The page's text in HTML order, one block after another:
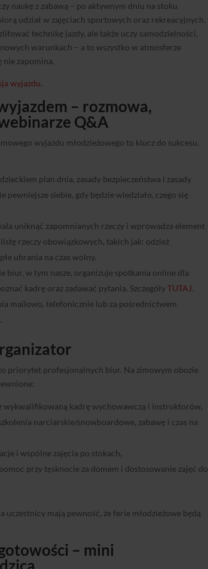
naukę z zabawą – po aktywnym dniu na stoku
udział w zajęciach sportowych oraz rekreacyjnych.
technikę jazdy, ale także uczy samodzielności,
warunkach – a to wszystko w atmosferze
zapomina.
wyjazdu.
– rozmowa,
Q&A
wyjazdu młodzieżowego to klucz do sukcesu.
plan dnia, zasady bezpieczeństwa i zasady
siebie, gdy będzie wiedziało, czego się
uniknąć zapomnianych rzeczy i wprowadza element
rzeczy obowiązkowych, takich jak: odzież
ubrania na czas wolny.
biur, w tym nasze, organizuje spotkania online dla
kadrę oraz zadawać pytania. SzczegółyTUTAJ.
mailowo, telefonicznie lub za pośrednictwem
priorytet profesjonalnych biur. Na zimowym obozie
wykwalifikowaną kadrę wychowawczą i instruktorów,
narciarskie/snowboardowe, zabawę i czas na
i wspólne zajęcia po stokach,
przy tęsknocie za domem i dostosowanie zajęć do
mają pewność, że ferie młodzieżowe będą
– mini